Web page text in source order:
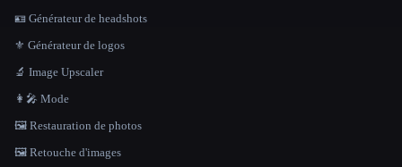
🪪 Générateur de headshots
⚜️ Générateur de logos
🔬 Image Upscaler
👩‍🎤 Mode
🖼️ Restauration de photos
🖼️ Retouche d'images